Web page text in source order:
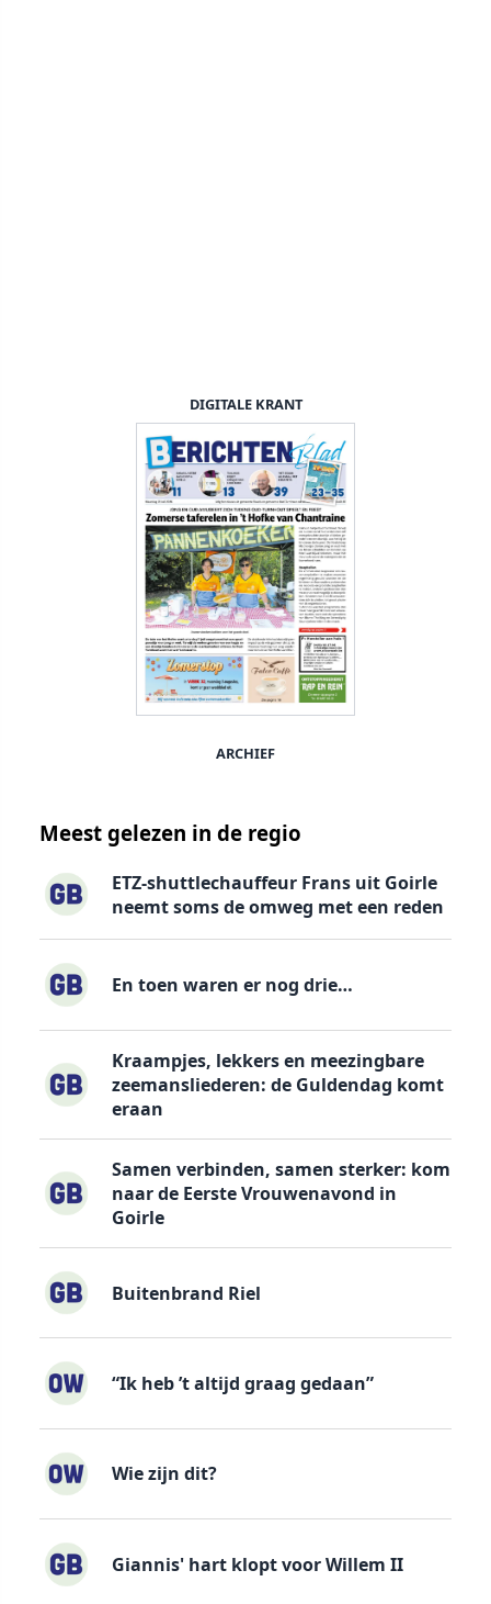
DIGITALE KRANT
ARCHIEF
Meest gelezen in de regio
ETZ-shuttlechauffeur Frans uit Goirle
neemt soms de omweg met een reden
En toen waren er nog drie…
Kraampjes, lekkers en meezingbare
zeemansliederen: de Guldendag komt
eraan
Samen verbinden, samen sterker: kom
naar de Eerste Vrouwenavond in
Goirle
Buitenbrand Riel
“Ik heb ’t altijd graag gedaan”
Wie zijn dit?
Giannis' hart klopt voor Willem II